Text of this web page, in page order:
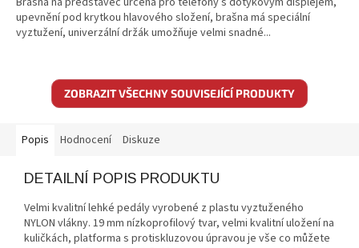
upevnění pod krytkou hlavového složení, brašna má speciální
vyztužení, univerzální držák umožňuje velmi snadné...
ZOBRAZIT VŠECHNY SOUVISEJÍCÍ PRODUKTY
Popis Hodnocení Diskuze
DETAILNÍ POPIS PRODUKTU
Velmi kvalitní lehké pedály vyrobené z plastu vyztuženého
NYLON vlákny. 19 mm nízkoprofilový tvar, velmi kvalitní uložení na
kuličkách, platforma s protiskluzovou úpravou je vše co můžete